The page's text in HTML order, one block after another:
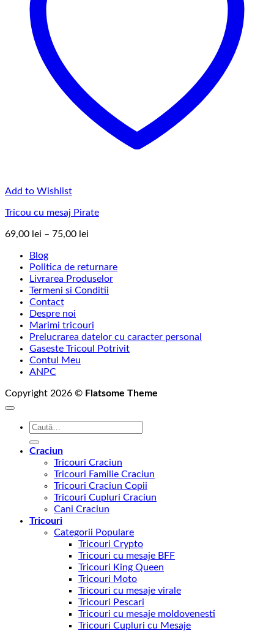
Add to Wishlist
Tricou cu mesaj Pirate
69,00 lei – 75,00 lei
69,00 lei
până
la
Blog
Politica de returnare
Livrarea Produselor
Termeni si Conditii
Contact
Despre noi
Marimi tricouri
Prelucrarea datelor cu caracter personal
Gaseste Tricoul Potrivit
Contul Meu
ANPC
Copyright 2026 © Flatsome Theme
Caută
Craciun
Tricouri Craciun
Tricouri Familie Craciun
Tricouri Craciun Copii
Tricouri Cupluri Craciun
Cani Craciun
Tricouri
Categorii Populare
Tricouri Crypto
Tricouri cu mesaje BFF
Tricouri King Queen
Tricouri Moto
Tricouri cu mesaje virale
Tricouri Pescari
Tricouri cu mesaje moldovenesti
Tricouri Cupluri cu Mesaje